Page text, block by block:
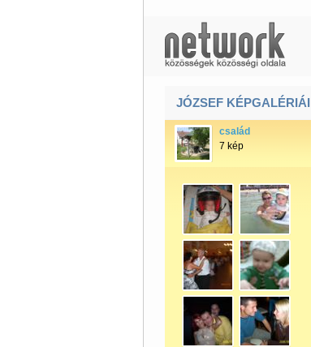
JÓZSEF KÉPGALÉRIÁI
család
7 kép